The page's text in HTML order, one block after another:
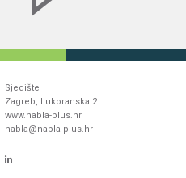
Sjedište
Zagreb, Lukoranska 2
www.nabla-plus.hr
nabla@nabla-plus.hr